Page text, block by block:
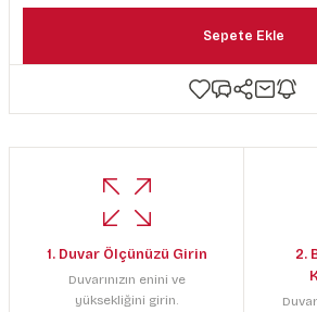
Sepete Ekle
1. Duvar Ölçünüzü Girin
Duvarınızın enini ve
yüksekliğini girin.
2.